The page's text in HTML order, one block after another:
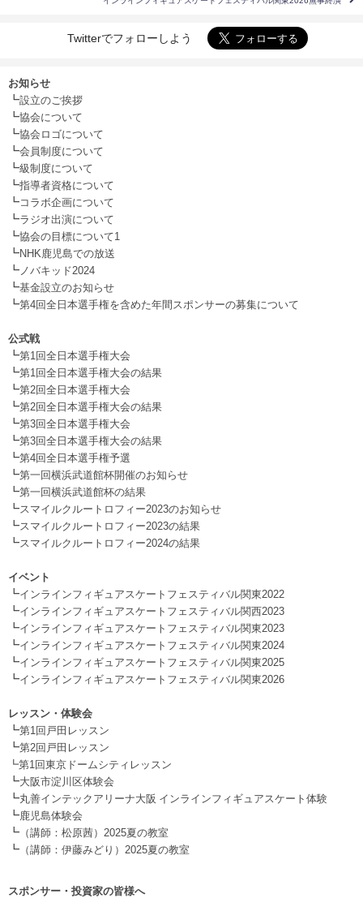
Twitterでフォローしよう
お知らせ
┗設立のご挨拶
┗協会について
┗協会ロゴについて
┗会員制度について
┗級制度について
┗指導者資格について
┗コラボ企画について
┗ラジオ出演について
┗協会の目標について1
┗NHK鹿児島での放送
┗ ノバキッド2024
┗基金設立のお知らせ
┗第4回全日本選手権を含めた年間スポンサーの募集について
公式戦
┗第1回全日本選手権大会
┗第1回全日本選手権大会の結果
┗第2回全日本選手権大会
┗第2回全日本選手権大会の結果
┗第3回全日本選手権大会
┗第3回全日本選手権大会の結果
┗第4回全日本選手権予選
┗第一回横浜武道館杯開催のお知らせ
┗第一回横浜武道館杯の結果
┗スマイルクルートロフィー2023のお知らせ
┗スマイルクルートロフィー2023の結果
┗スマイルクルートロフィー2024の結果
イベント
┗インラインフィギュアスケートフェスティバル関東2022
┗インラインフィギュアスケートフェスティバル関西2023
┗インラインフィギュアスケートフェスティバル関東2023
┗インラインフィギュアスケートフェスティバル関東2024
┗インラインフィギュアスケートフェスティバル関東2025
┗インラインフィギュアスケートフェスティバル関東2026
レッスン・体験会
┗第1回戸田レッスン
┗第2回戸田レッスン
┗第1回東京ドームシティレッスン
┗大阪市淀川区体験会
┗丸善インテックアリーナ大阪 インラインフィギュアスケート体験
┗鹿児島体験会
┗ （講師：松原茜）2025夏の教室
┗ （講師：伊藤みどり）2025夏の教室
スポンサー・投資家の皆様へ